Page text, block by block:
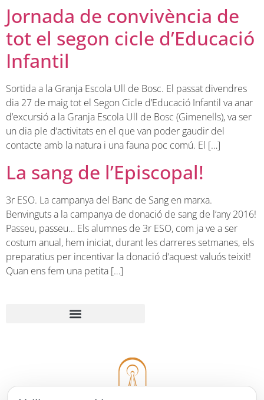
Jornada de convivència de
tot el segon cicle d’Educació
Infantil
Sortida a la Granja Escola Ull de Bosc. El passat divendres
dia 27 de maig tot el Segon Cicle d’Educació Infantil va anar
d’excursió a la Granja Escola Ull de Bosc (Gimenells), va ser
un dia ple d’activitats en el que van poder gaudir del
contacte amb la natura i una fauna poc comú. El […]
La sang de l’Episcopal!
3r ESO. La campanya del Banc de Sang en marxa.
Benvinguts a la campanya de donació de sang de l’any 2016!
Passeu, passeu… Els alumnes de 3r ESO, com ja ve a ser
costum anual, hem iniciat, durant les darreres setmanes, els
preparatius per incentivar la donació d’aquest valuós teixit!
Quan ens fem una petita […]